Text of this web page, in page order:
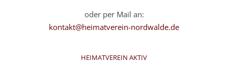
oder per Mail an:
kontakt@heimatverein-nordwalde.de
HEIMATVEREIN AKTIV